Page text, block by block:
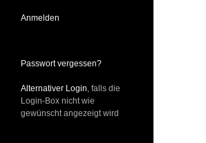
Anmelden
Passwort vergessen?
Alternativer Login , falls die
Login-Box nicht wie
gewünscht angezeigt wird